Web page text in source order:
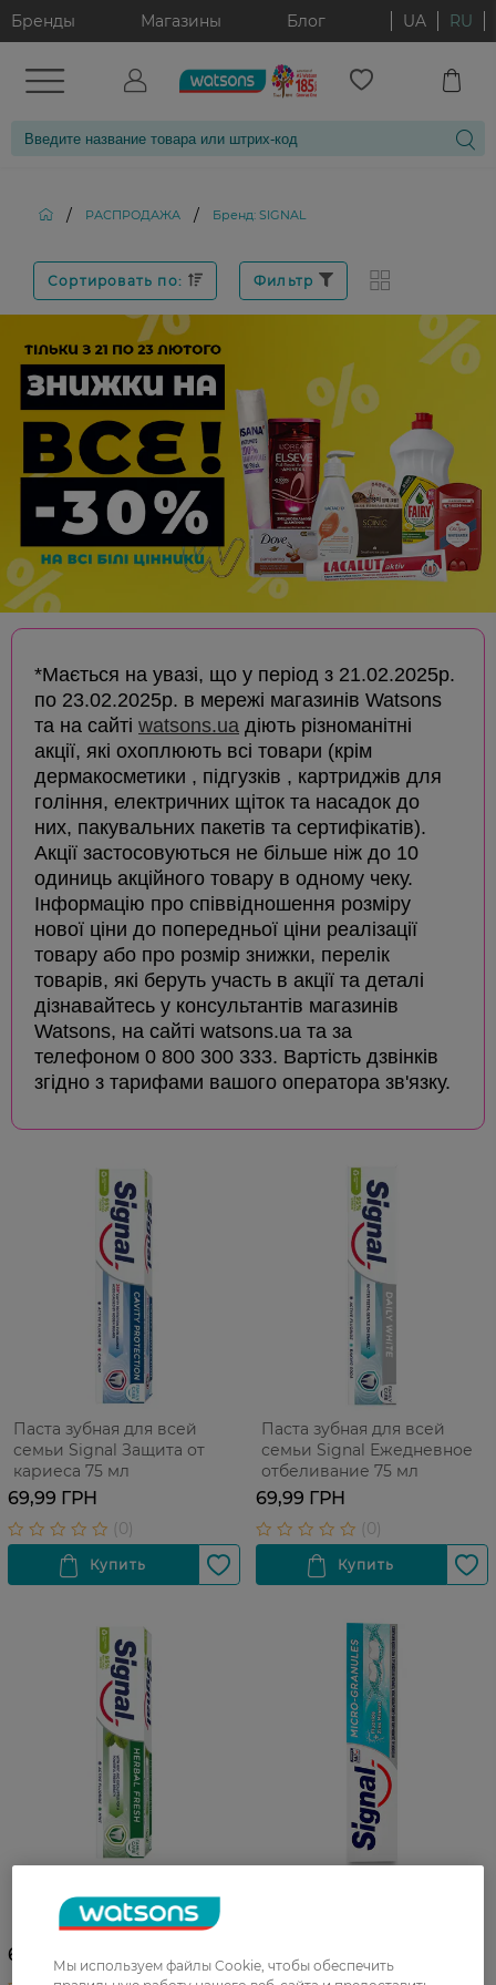
Бренды Магазины Блог UA RU
/ РАСПРОДАЖА / Бренд: SIGNAL
Сортировать по: Фильтр
*Мається на увазі, що у період з 21.02.2025р.
по 23.02.2025р. в мережі магазинів Watsons
та на сайті watsons.ua діють різноманітні
акції, які охоплюють всі товари (крім
дермакосметики , підгузків , картриджів для
гоління, електричних щіток та насадок до
них, пакувальних пакетів та сертифікатів).
Акції застосовуються не більше ніж до 10
одиниць акційного товару в одному чеку.
Інформацію про співвідношення розміру
нової ціни до попередньої ціни реалізації
товару або про розмір знижки, перелік
товарів, які беруть участь в акції та деталі
дізнавайтесь у консультантів магазинів
Watsons, на сайті watsons.ua та за
телефоном 0 800 300 333. Вартість дзвінків
згідно з тарифами вашого оператора зв'язку.
Паста зубная для всей
семьи Signal Защита от
кариеса 75 мл
69,99 ГРН
Паста зубная для всей
семьи Signal Ежедневное
отбеливание 75 мл
69,99 ГРН
семьи Signal Природная
свежесть 75 мл
69,99 ГРН 91,99 ГРН
Мы используем файлы Cookie, чтобы обеспечить